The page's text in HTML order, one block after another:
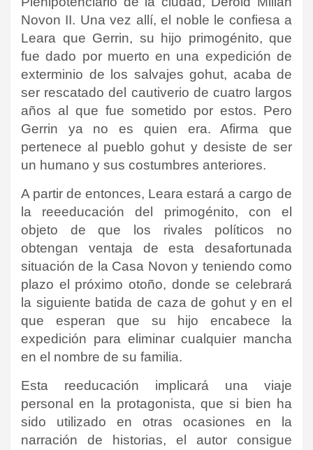
Novon II. Una vez allí, el noble le confiesa a
Leara que Gerrin, su hijo primogénito, que
fue dado por muerto en una expedición de
exterminio de los salvajes gohut, acaba de
ser rescatado del cautiverio de cuatro largos
años al que fue sometido por estos. Pero
Gerrin ya no es quien era. Afirma que
pertenece al pueblo gohut y desiste de ser
un humano y sus costumbres anteriores.
A partir de entonces, Leara estará a cargo de
la reeeducación del primogénito, con el
objeto de que los rivales políticos no
obtengan ventaja de esta desafortunada
situación de la Casa Novon y teniendo como
plazo el próximo otoño, donde se celebrará
la siguiente batida de caza de gohut y en el
que esperan que su hijo encabece la
expedición para eliminar cualquier mancha
en el nombre de su familia.
Esta reeducación implicará una viaje
personal en la protagonista, que si bien ha
sido utilizado en otras ocasiones en la
narración de historias, el autor consigue